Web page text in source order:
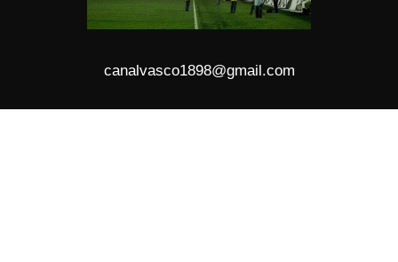
canalvasco1898@gmail.com